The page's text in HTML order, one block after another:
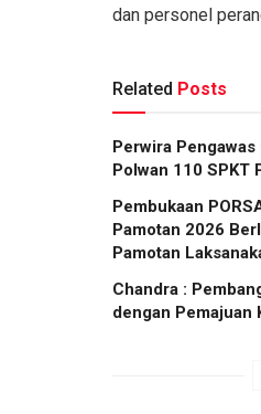
dan personel
Related Posts
Perwira
Polwan 110 SPKT
Pembukaan
Pamotan 2026
Pamotan
Chandra :
dengan Pemajuan